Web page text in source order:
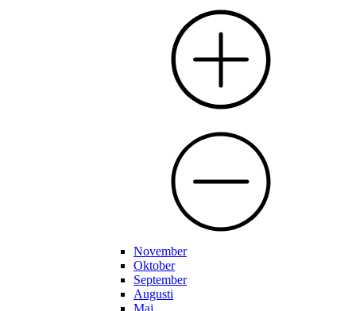
November
Oktober
September
Augusti
Maj